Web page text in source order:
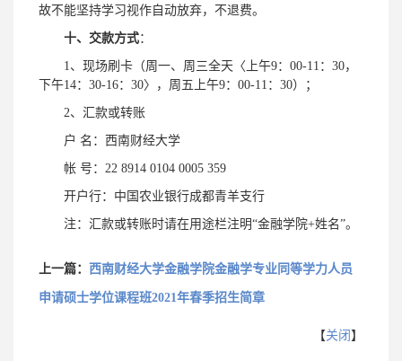
故不能坚持学习视作自动放弃，不退费。
十、交款方式：
1、现场刷卡（周一、周三全天〈上午9：00-11：30，
下午14：30-16：30〉，周五上午9：00-11：30）；
2、汇款或转账
户 名：西南财经大学
帐 号：22 8914 0104 0005 359
开户行：中国农业银行成都青羊支行
注：汇款或转账时请在用途栏注明“金融学院+姓名”。
上一篇： 西南财经大学金融学院金融学专业同等学力人员
申请硕士学位课程班2021年春季招生简章
【关闭 】